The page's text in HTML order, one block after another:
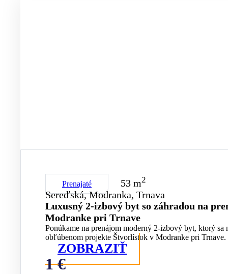
Prenajaté 53 m2
Sereďská, Modranka, Trnava
Luxusný 2-izbový byt so záhradou na
Modranke pri Trnave
Ponúkame na prenájom moderný 2-izbový byt, ktorý sa
obľúbenom projekte Štvorlístok v Modranke pri Trnave.
ZOBRAZIŤ
1 €